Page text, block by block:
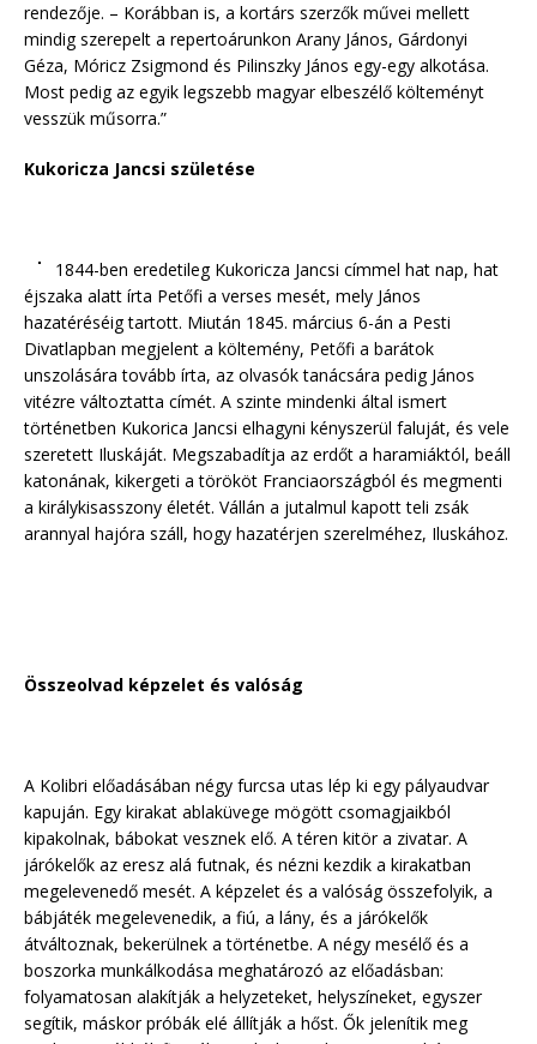
rendezője. – Korábban is, a kortárs szerzők művei mellett
mindig szerepelt a repertoárunkon Arany János, Gárdonyi
Géza, Móricz Zsigmond és Pilinszky János egy-egy alkotása.
Most pedig az egyik legszebb magyar elbeszélő költeményt
vesszük műsorra.”
Kukoricza Jancsi születése
1844-ben eredetileg Kukoricza Jancsi címmel hat nap, hat
éjszaka alatt írta Petőfi a verses mesét, mely János
hazatéréséig tartott. Miután 1845. március 6-án a Pesti
Divatlapban megjelent a költemény, Petőfi a barátok
unszolására tovább írta, az olvasók tanácsára pedig János
vitézre változtatta címét. A szinte mindenki által ismert
történetben Kukorica Jancsi elhagyni kényszerül faluját, és vele
szeretett Iluskáját. Megszabadítja az erdőt a haramiáktól, beáll
katonának, kikergeti a törököt Franciaországból és megmenti
a királykisasszony életét. Vállán a jutalmul kapott teli zsák
arannyal hajóra száll, hogy hazatérjen szerelméhez, Iluskához.
Összeolvad képzelet és valóság
A Kolibri előadásában négy furcsa utas lép ki egy pályaudvar
kapuján. Egy kirakat ablaküvege mögött csomagjaikból
kipakolnak, bábokat vesznek elő. A téren kitör a zivatar. A
járókelők az eresz alá futnak, és nézni kezdik a kirakatban
megelevenedő mesét. A képzelet és a valóság összefolyik, a
bábjáték megelevenedik, a fiú, a lány, és a járókelők
átváltoznak, bekerülnek a történetbe. A négy mesélő és a
boszorka munkálkodása meghatározó az előadásban:
folyamatosan alakítják a helyzeteket, helyszíneket, egyszer
segítik, máskor próbák elé állítják a hőst. Ők jelenítik meg